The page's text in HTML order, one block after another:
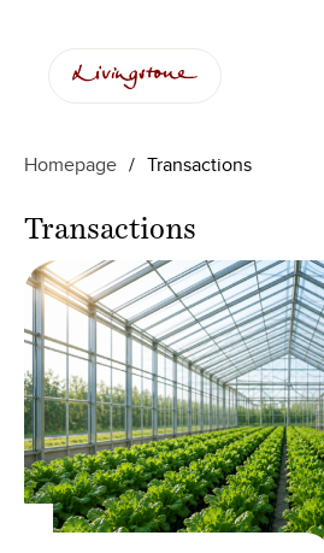
springen
Homepage / Transactions
Transactions